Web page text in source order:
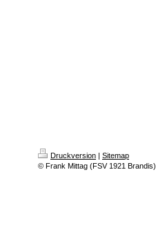
Druckversion
Sitemap
© Frank Mittag (FSV 1921 Brandis)